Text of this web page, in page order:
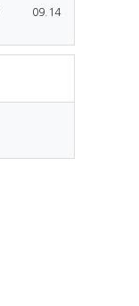
09.14